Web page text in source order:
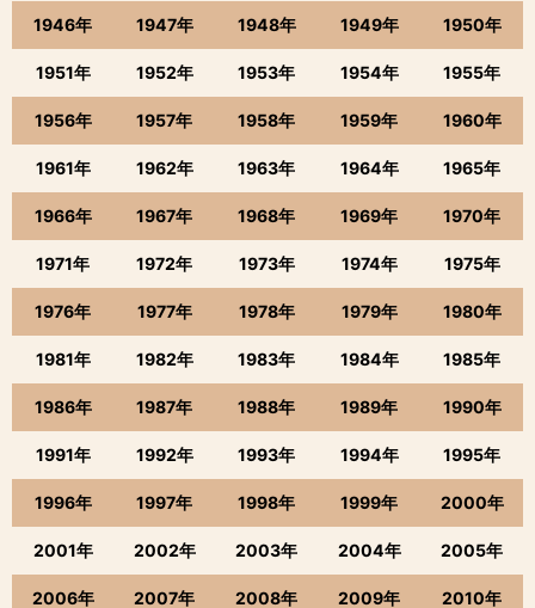
1946年 1947年 1948年 1949年 1950年
1951年 1952年 1953年 1954年 1955年
1956年 1957年 1958年 1959年 1960年
1961年 1962年 1963年 1964年 1965年
1966年 1967年 1968年 1969年 1970年
1971年 1972年 1973年 1974年 1975年
1976年 1977年 1978年 1979年 1980年
1981年 1982年 1983年 1984年 1985年
1986年 1987年 1988年 1989年 1990年
1991年 1992年 1993年 1994年 1995年
1996年 1997年 1998年 1999年 2000年
2001年 2002年 2003年 2004年 2005年
2006年 2007年 2008年 2009年 2010年